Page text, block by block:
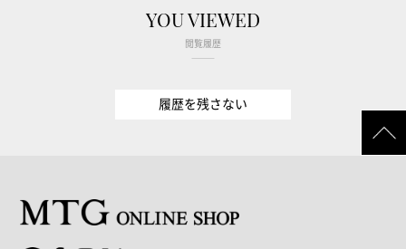
YOU VIEWED
閲覧履歴
履歴を残さない